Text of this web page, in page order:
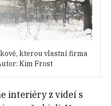
kterou vlastní firma
Kim Frost
interiéry z videí s